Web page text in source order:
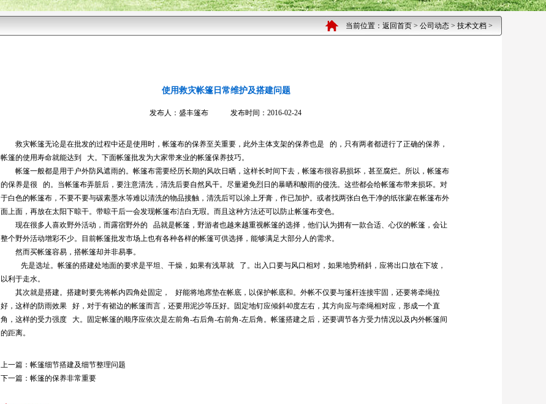
当前位置： 返回首页 > 公司动态 > 技术文档 >
使用救灾帐篷日常维护及搭建问题
发布人：盛丰篷布 发布时间：2016-02-24
救灾帐篷无论是在批发的过程中还是使用时，帐篷布的保养至关重要，此外主体支架的保养也是 的，只有两者都进行了正确的保养，
帐篷的使用寿命就能达到 大。下面帐篷批发为大家带来业的帐篷保养技巧。
帐篷一般都是用于户外防风遮雨的。帐篷布需要经历长期的风吹日晒，这样长时间下去，帐篷布很容易损坏，甚至腐烂。所以，帐篷布
的保养是很 的。当帐篷布弄脏后，要注意清洗，清洗后要自然风干。尽量避免烈日的暴晒和酸雨的侵洗。这些都会给帐篷布带来损坏。对
于白色的帐篷布，不要不要与碳素墨水等难以清洗的物品接触，清洗后可以涂上牙膏，作已加护。或者找两张白色干净的纸张蒙在帐篷布外
面上面，再放在太阳下晾干。带晾干后一会发现帐篷布洁白无瑕。而且这种方法还可以防止帐篷布变色。
现在很多人喜欢野外活动，而露宿野外的 品就是帐篷，野游者也越来越重视帐篷的选择，他们认为拥有一款合适、心仪的帐篷，会让
整个野外活动增彩不少。目前帐篷批发市场上也有各种各样的帐篷可供选择，能够满足大部分人的需求。
然而买帐篷容易，搭帐篷却并非易事。
先是选址。帐篷的搭建处地面的要求是平坦、干燥，如果有浅草就 了。出入口要与风口相对，如果地势稍斜，应将出口放在下坡，
以利于走水。
其次就是搭建。搭建时要先将帐内四角处固定， 好能将地席垫在帐底，以保护帐底和。外帐不仅要与篷杆连接牢固，还要将牵绳拉
好，这样的防雨效果 好，对于有裙边的帐篷而言，还要用泥沙等压好。固定地钉应倾斜40度左右，其方向应与牵绳相对应，形成一个直
角，这样的受力强度 大。固定帐篷的顺序应依次是左前角-右后角-右前角-左后角。帐篷搭建之后，还要调节各方受力情况以及内外帐篷间
的距离。
上一篇： 帐篷细节搭建及细节整理问题
下一篇： 帐篷的保养非常重要